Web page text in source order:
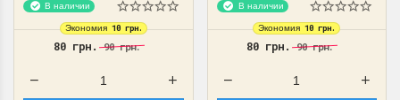
В наличии
Экономия 10 грн.
80 грн.90 грн.
В наличии
Экономия 10 грн.
80 грн.90 грн.